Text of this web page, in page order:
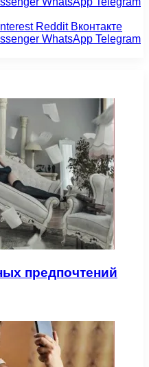
Reddit Вконтакте
WhatsApp Telegram
предпочтений